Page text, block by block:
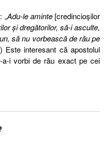
„Adu-le aminte [credincioşilor
şi dregătorilor, să-i asculte,
să nu vorbească de rău pe
interesant că apostolul
a-i vorbi de rău exact pe cei